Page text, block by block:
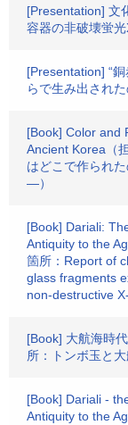
[Presentation] 文
容器の非破壊蛍光
[Presentation] “
らで生み出され
[Book] Color and
Ancient Korea（
はどこで作られ
―）
[Book] Dariali:
Antiquity to the
箇所：Report of
glass fragments
non-destructive
[Book] 大航海時
所：トンボ玉と大
[Book] Dariali -
Antiquity to the